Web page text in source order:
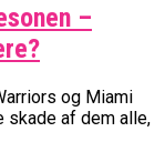
–
og Miami
skade af dem alle,